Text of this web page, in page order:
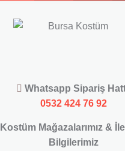
Whatsapp Sipariş
0532 424 76 92
Kostüm Mağazalarımız &
Bilgilerimiz